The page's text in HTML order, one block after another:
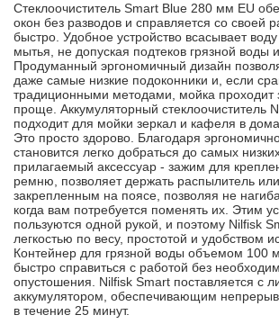
Стеклоочиститель Smart Blue 280 мм EU
окон без разводов и справляется со своей
быстро. Удобное устройство всасывает
мытья, не допуская подтеков грязной воды
Продуманный эргономичный дизайн
даже самые низкие подоконники и, если
традиционными методами, мойка проходит
проще. Аккумуляторный стеклоочиститель
подходит для мойки зеркал и кафеля в
Это просто здорово. Благодаря
становится легко добраться до самых
прилагаемый аксессуар - зажим для
ремню, позволяет держать распылитель или
закрепленным на поясе, позволяя не
когда вам потребуется поменять их. Этим
пользуются одной рукой, и поэтому Nilfisk
легкостью по весу, простотой и удобством
Контейнер для грязной воды объемом 100
быстро справиться с работой без
опустошения. Nilfisk Smart поставляется с
аккумулятором, обеспечивающим
в течение 25 минут.